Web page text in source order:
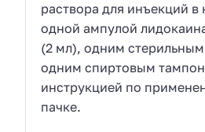
раствора для инъекций в
одной ампулой
(2 мл), одним
одним спиртовым
инструкцией по
пачке.